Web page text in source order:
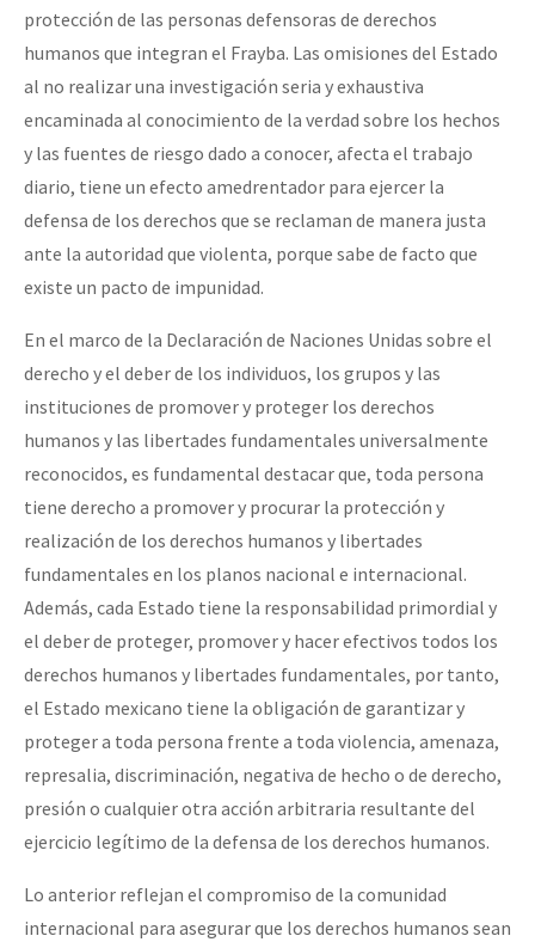
protección de las personas defensoras de derechos
humanos que integran el Frayba. Las omisiones del Estado
al no realizar una investigación seria y exhaustiva
encaminada al conocimiento de la verdad sobre los hechos
y las fuentes de riesgo dado a conocer, afecta el trabajo
diario, tiene un efecto amedrentador para ejercer la
defensa de los derechos que se reclaman de manera justa
ante la autoridad que violenta, porque sabe de facto que
existe un pacto de impunidad.
En el marco de la Declaración de Naciones Unidas sobre el
derecho y el deber de los individuos, los grupos y las
instituciones de promover y proteger los derechos
humanos y las libertades fundamentales universalmente
reconocidos, es fundamental destacar que, toda persona
tiene derecho a promover y procurar la protección y
realización de los derechos humanos y libertades
fundamentales en los planos nacional e internacional.
Además, cada Estado tiene la responsabilidad primordial y
el deber de proteger, promover y hacer efectivos todos los
derechos humanos y libertades fundamentales, por tanto,
el Estado mexicano tiene la obligación de garantizar y
proteger a toda persona frente a toda violencia, amenaza,
represalia, discriminación, negativa de hecho o de derecho,
presión o cualquier otra acción arbitraria resultante del
ejercicio legítimo de la defensa de los derechos humanos.
Lo anterior reflejan el compromiso de la comunidad
internacional para asegurar que los derechos humanos sean